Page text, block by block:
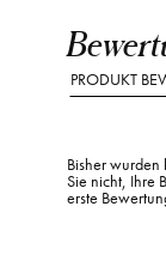
PRODUKT
Bisher
Sie nicht, Ihre
erste